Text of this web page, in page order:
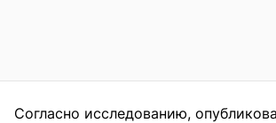
Согласно исследованию,